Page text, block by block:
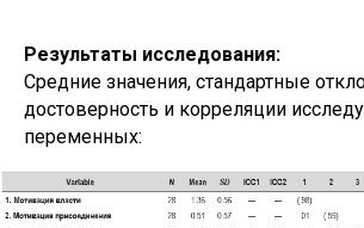
Результаты исследования:
Средние значения, стандартные
достоверность и корреляции
переменных: